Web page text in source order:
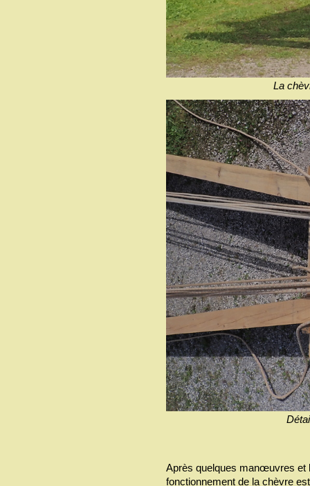
La
Après quelques manœuvres et
fonctionnement de la chèvre